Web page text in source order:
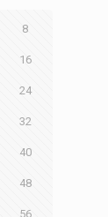
8
16
24
32
40
48
56